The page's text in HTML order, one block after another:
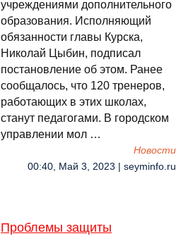
учреждениями дополнительного
образования. Исполняющий
обязанности главы Курска,
Николай Цыбин, подписал
постановление об этом. Ранее
сообщалось, что 120 тренеров,
работающих в этих школах,
станут педагогами. В городском
управлении мол …
Новости
00:40, Май 3, 2023 | seyminfo.ru
Проблемы защиты